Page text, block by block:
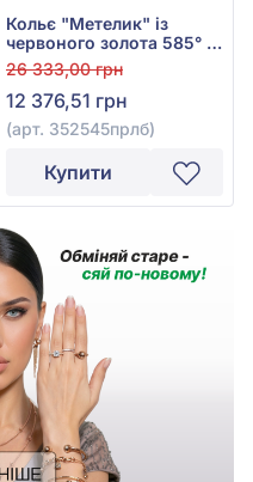
Кольє "Метелик" із
червоного золота 585° з
перлами, арт.
352545прлб
26 333,00 грн
12 376,51 грн
(арт. 352545прлб)
Купити